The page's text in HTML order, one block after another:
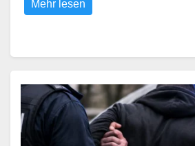
Mehr lesen